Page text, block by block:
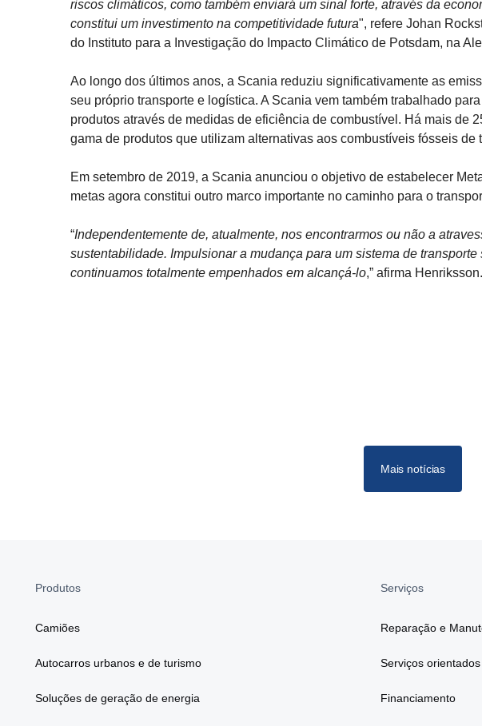
riscos climáticos, como também enviará um sinal forte, através da
constitui um investimento na competitividade futura", refere Johan
do Instituto para a Investigação do Impacto Climático de Potsdam, na
Ao longo dos últimos anos, a Scania reduziu significativamente as
seu próprio transporte e logística. A Scania vem também trabalhado
produtos através de medidas de eficiência de combustível. Há mais de
gama de produtos que utilizam alternativas aos combustíveis fósseis de
Em setembro de 2019, a Scania anunciou o objetivo de estabelecer
metas agora constitui outro marco importante no caminho para o
“Independentemente de, atualmente, nos encontrarmos ou não a
sustentabilidade. Impulsionar a mudança para um sistema de
continuamos totalmente empenhados em alcançá-lo,” afirma Henriksson.
Mais notícias
Produtos
Camiões
Autocarros urbanos e de turismo
Soluções de geração de energia
Serviços
Reparação e
Serviços
Financiamento